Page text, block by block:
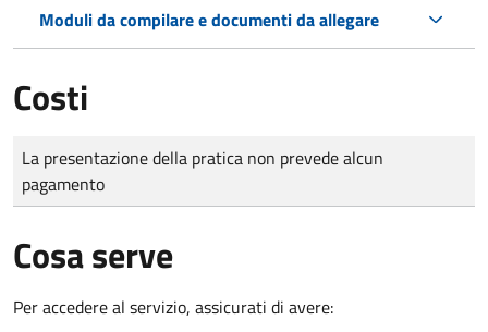
Moduli da compilare e documenti da allegare
Costi
Tipo di pagamento
Importo
La presentazione della pratica non prevede alcun
pagamento
Cosa serve
Per accedere al servizio, assicurati di avere: